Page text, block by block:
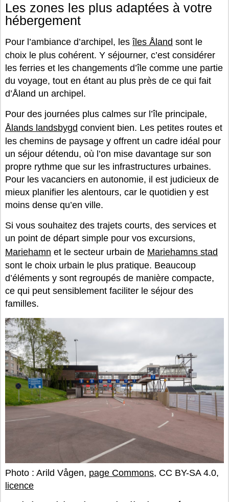
Les zones les plus adaptées à votre
hébergement
Pour l’ambiance d’archipel, lesîles Åland sont le
choix le plus cohérent. Y séjourner, c’est considérer
les ferries et les changements d’île comme une partie
du voyage, tout en étant au plus près de ce qui fait
d’Åland un archipel.
Pour des journées plus calmes sur l’île principale,
Ålands landsbygd convient bien. Les petites routes et
les chemins de paysage y offrent un cadre idéal pour
un séjour détendu, où l’on mise davantage sur son
propre rythme que sur les infrastructures urbaines.
Pour les vacanciers en autonomie, il est judicieux de
mieux planifier les alentours, car le quotidien y est
moins dense qu’en ville.
Si vous souhaitez des trajets courts, des services et
un point de départ simple pour vos excursions,
Mariehamn et le secteur urbain de Mariehamns stad
sont le choix urbain le plus pratique. Beaucoup
d’éléments y sont regroupés de manière compacte,
ce qui peut sensiblement faciliter le séjour des
familles.
Photo : Arild Vågen, page Commons, CC BY-SA 4.0,
licence